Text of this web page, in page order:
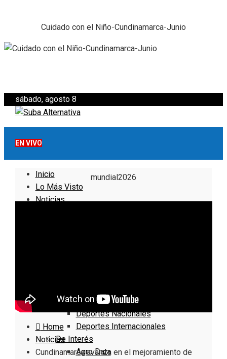
Cuidado con el Niño-Cundinamarca-Junio
sábado, agosto 8
EN VIVO
Inicio
Lo Más Visto
Noticias
Deportes Locales
Deportes Nacionales
Deportes Internacionales
De Interés
Agro Data
mundial2026
Home
Noticias
Cundinamarca avanza en el mejoramiento de